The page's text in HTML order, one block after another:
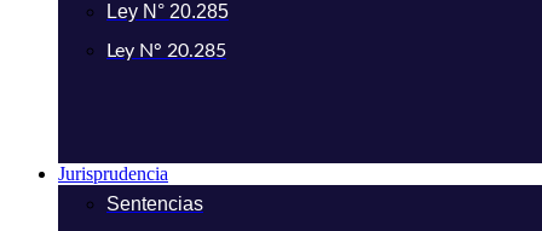
Ley N° 20.285
Ley N° 20.285
Jurisprudencia
Sentencias